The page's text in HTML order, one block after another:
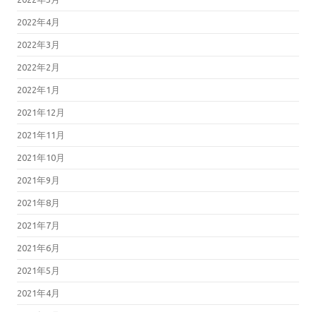
2022年4月
2022年3月
2022年2月
2022年1月
2021年12月
2021年11月
2021年10月
2021年9月
2021年8月
2021年7月
2021年6月
2021年5月
2021年4月